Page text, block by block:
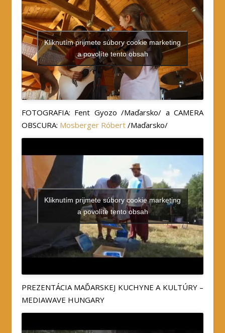
Kliknutím prijmete súbory cookie marketing
a povolíte tento obsah
FOTOGRAFIA: Fent Gyozo /Maďarsko/ a CAMERA
OBSCURA: Mosberger Róbert /Maďarsko/
Kliknutím prijmete súbory cookie marketing
a povolíte tento obsah
PREZENTÁCIA MAĎARSKEJ KUCHYNE A KULTÚRY –
MEDIAWAVE HUNGARY